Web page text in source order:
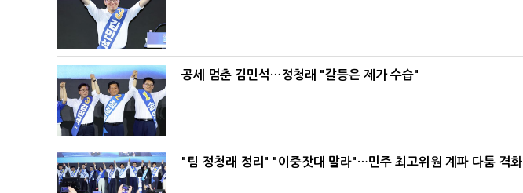
공세 멈춘 김민석…정청래 "갈등은 제가 수습"
"팀 정청래 정리" "이중잣대 말라"…민주 최고위원 계파 다툼 격화